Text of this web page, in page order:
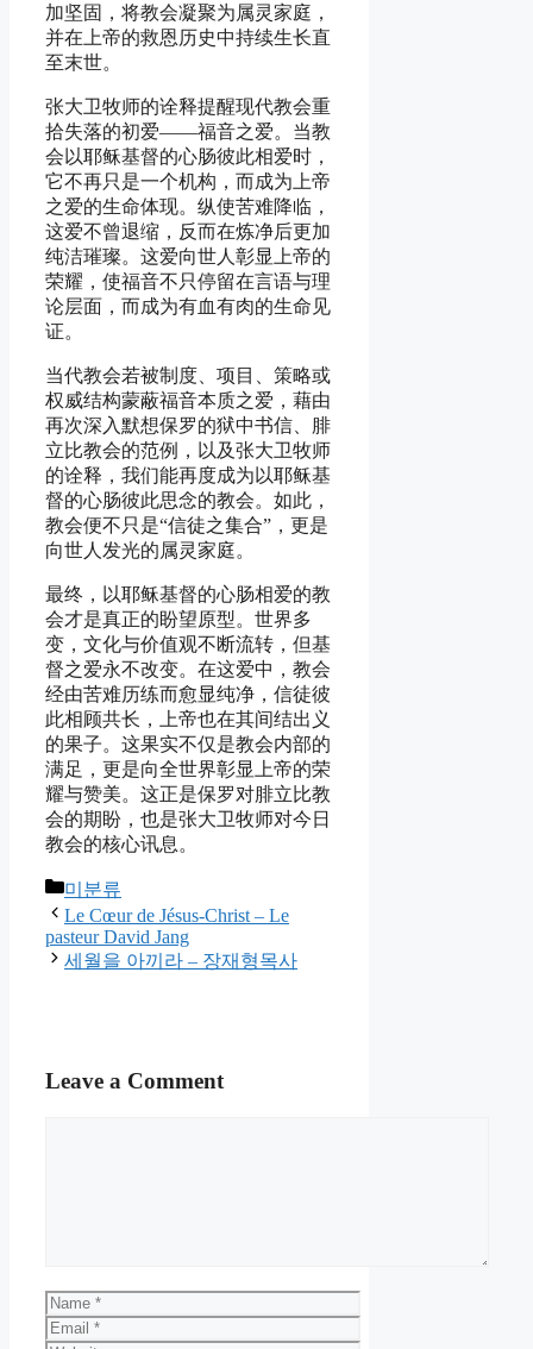
加坚固，将教会凝聚为属灵家庭，
并在上帝的救恩历史中持续生长直
至末世。
张大卫牧师的诠释提醒现代教会重
拾失落的初爱——福音之爱。当教
会以耶稣基督的心肠彼此相爱时，
它不再只是一个机构，而成为上帝
之爱的生命体现。纵使苦难降临，
这爱不曾退缩，反而在炼净后更加
纯洁璀璨。这爱向世人彰显上帝的
荣耀，使福音不只停留在言语与理
论层面，而成为有血有肉的生命见
证。
当代教会若被制度、项目、策略或
权威结构蒙蔽福音本质之爱，藉由
再次深入默想保罗的狱中书信、腓
立比教会的范例，以及张大卫牧师
的诠释，我们能再度成为以耶稣基
督的心肠彼此思念的教会。如此，
教会便不只是“信徒之集合”，更是
向世人发光的属灵家庭。
最终，以耶稣基督的心肠相爱的教
会才是真正的盼望原型。世界多
变，文化与价值观不断流转，但基
督之爱永不改变。在这爱中，教会
经由苦难历练而愈显纯净，信徒彼
此相顾共长，上帝也在其间结出义
的果子。这果实不仅是教会内部的
满足，更是向全世界彰显上帝的荣
耀与赞美。这正是保罗对腓立比教
会的期盼，也是张大卫牧师对今日
教会的核心讯息。
Categories
미분류
Le Cœur de Jésus-Christ – Le
pasteur David Jang
세월을 아끼라 – 장재형목사
Leave a Comment
Name
Email